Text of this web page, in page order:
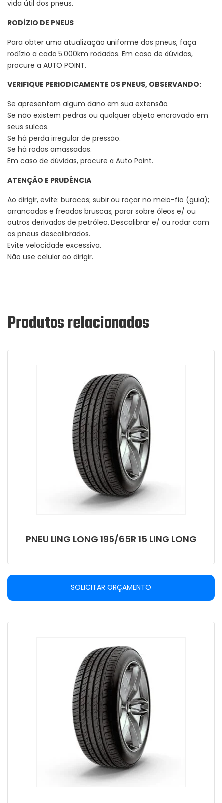
vida útil dos pneus.
RODÍZIO DE PNEUS
Para obter uma atualização uniforme dos pneus, faça
rodízio a cada 5.000km rodados. Em caso de dúvidas,
procure a AUTO POINT.
VERIFIQUE PERIODICAMENTE OS PNEUS, OBSERVANDO:
Se apresentam algum dano em sua extensão.
Se não existem pedras ou qualquer objeto encravado em
seus sulcos.
Se há perda irregular de pressão.
Se há rodas amassadas.
Em caso de dúvidas, procure a Auto Point.
ATENÇÃO E PRUDÊNCIA
Ao dirigir, evite: buracos; subir ou roçar no meio-fio (guia);
arrancadas e freadas bruscas; parar sobre óleos e/ ou
outros derivados de petróleo. Descalibrar e/ ou rodar com
os pneus descalibrados.
Evite velocidade excessiva.
Não use celular ao dirigir.
Produtos relacionados
PNEU LING LONG 195/65R 15 LING LONG
SOLICITAR ORÇAMENTO